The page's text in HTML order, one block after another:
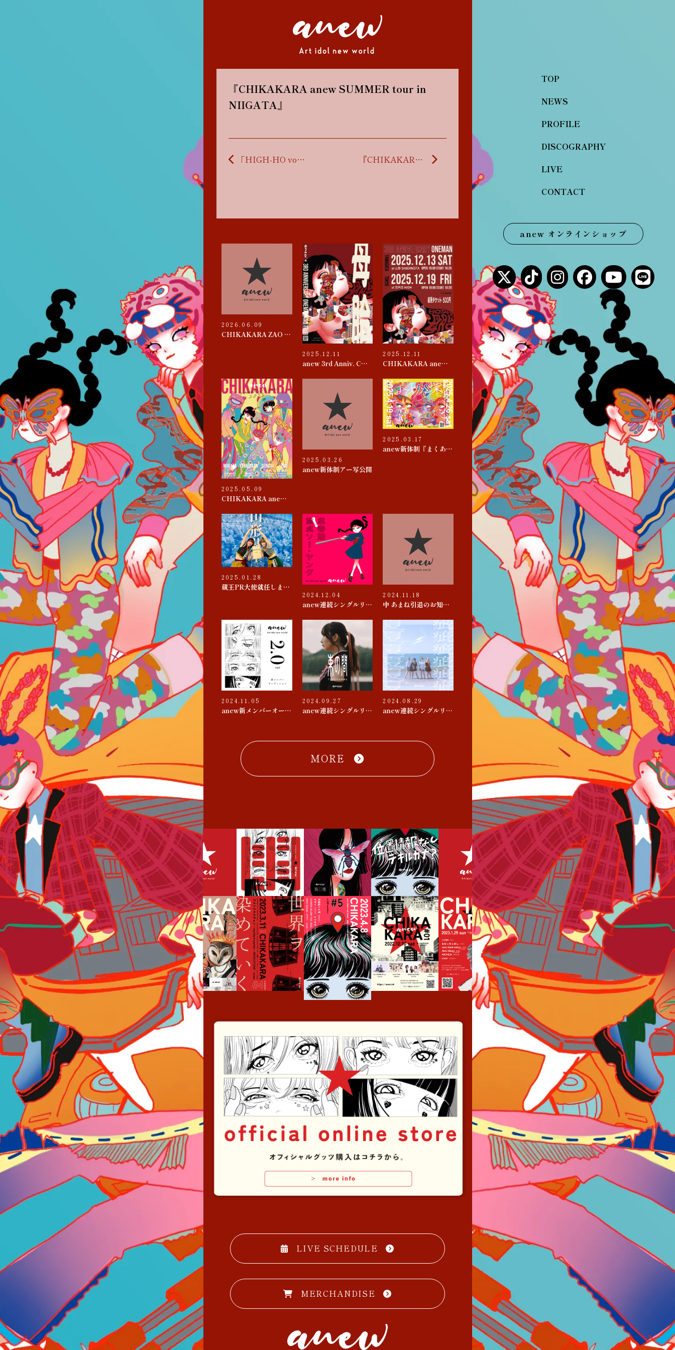
『CHIKAKARA anew SUMMER tour in
NIIGATA』
投稿ナビゲーション「HIGH-HO vol.120」 『CHIKAKARA anew SUMMER tour in YAMAGATA』
2026.06.09
CHIKAKARA ZAO 2026
2025.12.11
anew 3rd Anniv. CHIKAKARA 『母胎』TOUR
2025.12.11
CHIKAKARA anew 3rd ANNIVERSARY ONEMAN~母胎~
2025.05.09
CHIKAKARA anew SUMMER tour
2025.03.26
anew新体制アー写公開
2025.03.17
anew新体制『まくあけ巡業』
2025.01.28
蔵王PR大使就任しました
2024.12.04
anew連続シングルリリース 第４弾『思春期 / 童貞ソー・ヤング』
2024.11.18
中 あまね引退のお知らせ
2024.11.05
anew新メンバーオーディション
2024.09.27
anew連続シングルリリース 第３弾『束の間 / D♭△7』
2024.08.29
anew連続シングルリリース 第２弾『夏疵 / 水色諸事情』
MORE
LIVE SCHEDULE
MERCHANDISE
TOP
NEWS
PROFILE
DISCOGRAPHY
LIVE
CONTACT
anew オンラインショップ